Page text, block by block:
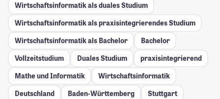
Wirtschaftsinformatik als duales Studium
Wirtschaftsinformatik als praxisintegrierendes Studium
Wirtschaftsinformatik als Bachelor
Bachelor
Vollzeitstudium
Duales Studium
praxisintegrierend
Mathe und Informatik
Wirtschaftsinformatik
Deutschland
Baden-Württemberg
Stuttgart